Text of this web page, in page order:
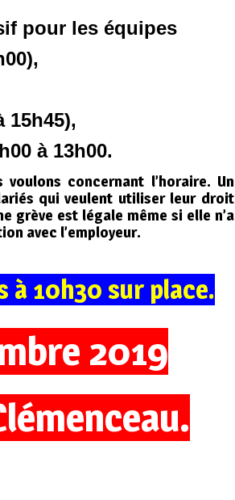
pour les équipes
13h00),
15h45),
à 13h00.
concernant l’horaire. Un
qui veulent utiliser leur droit
grève est légale même si elle n’a
avec l’employeur.
à 10h30 sur place.
2019